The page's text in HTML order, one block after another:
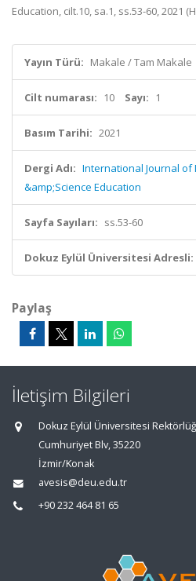
Education, cilt.10, sa.1, ss.53-60, 2021
Yayın Türü: Makale / Tam Makale
Cilt numarası: 10 Sayı: 1
Basım Tarihi: 2021
Dergi Adı: International Journal of
&amp;Science Education
Sayfa Sayıları: ss.53-60
Dokuz Eylül Üniversitesi Adresli:
Paylaş
İletişim Bilgileri
Dokuz Eylül Üniversitesi
Cumhuriyet Blv, 35220
İzmir/Konak
avesis@deu.edu.tr
+90 232 464 81 65